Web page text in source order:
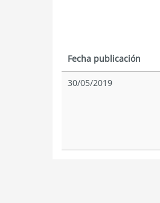
Fecha publicación
30/05/2019